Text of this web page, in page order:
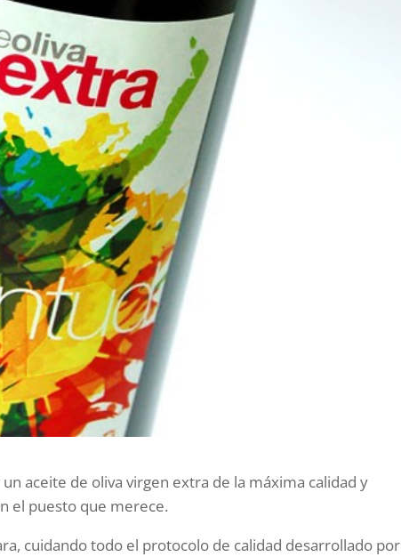
aceite de oliva virgen extra de la máxima calidad y
el puesto que merece.
cuidando todo el protocolo de calidad desarrollado por